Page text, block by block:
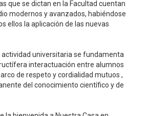
que se dictan en la Facultad cuentan
modernos y avanzados, habiéndose
ellos la aplicación de las nuevas
actividad universitaria se fundamenta
interactuación entre alumnos
de respeto y cordialidad mutuos ,
del conocimiento científico y de